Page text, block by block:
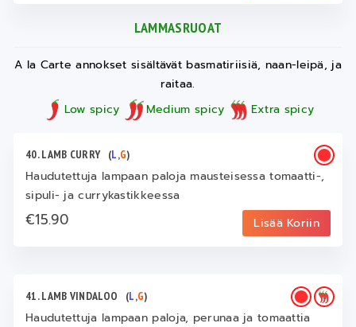
LAMMASRUOAT
A la Carte annokset sisältävät basmatiriisiä, naan-leipä, ja
raitaa.
Low spicy
Medium spicy Extra spicy
40. LAMB CURRY (L,G)
Haudutettuja lampaan paloja mausteisessa tomaatti-,
sipuli- ja currykastikkeessa
€15.90 Lisää Koriin
41. LAMB VINDALOO (L,G)
Haudutettuja lampaan paloja, perunaa ja tomaattia